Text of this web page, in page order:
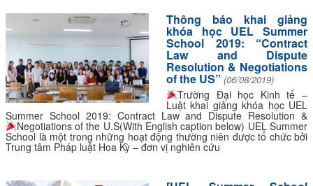
Thông báo khai giảng
khóa học UEL Summer
School 2019: “Contract
Law and Dispute
Resolution & Negotiations
of the US” (06/08/2019)
Trường Đại học Kinh tế –
Luật khai giảng khóa học UEL
Summer School 2019: Contract Law and Dispute Resolution &
Negotiations of the U.S(With English caption below) UEL Summer
School là một trong những hoạt động thường niên được tổ chức bởi
Trung tâm Pháp luật Hoa Kỳ – đơn vị nghiên cứu